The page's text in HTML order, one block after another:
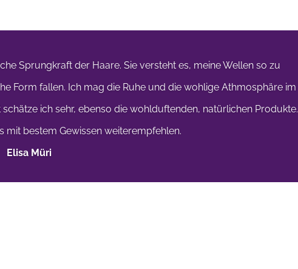
Sprungkraft der Haare. Sie versteht es, meine Wellen so zu
Form fallen. Ich mag die Ruhe und die wohlige Athmosphäre im
ich sehr, ebenso die wohlduftenden, natürlichen Produkte.
mit bestem Gewissen weiterempfehlen.
Elisa Müri